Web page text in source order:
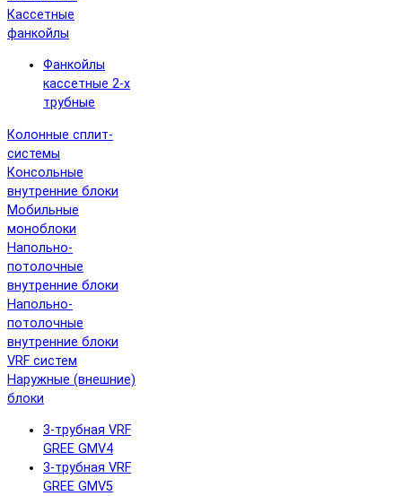
Кассетные
фанкойлы
Фанкойлы
кассетные 2-х
трубные
Колонные сплит-
системы
Консольные
внутренние блоки
Мобильные
моноблоки
Напольно-
потолочные
внутренние блоки
Напольно-
потолочные
внутренние блоки
VRF систем
Наружные (внешние)
блоки
3-трубная VRF
GREE GMV4
3-трубная VRF
GREE GMV5